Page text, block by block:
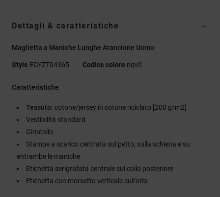
Dettagli & caratteristiche
Maglietta a Maniche Lunghe Arancione Uomo
Style EDYZT04365 Codice colore nqv0
Caratteristiche
Tessuto: cotone/jersey in cotone riciclato [200 g/m2]
Vestibilità standard
Girocollo
Stampe a scarico centrata sul petto, sulla schiena e su
entrambe le maniche
Etichetta serigrafata centrale sul collo posteriore
Etichetta con morsetto verticale sull'orlo